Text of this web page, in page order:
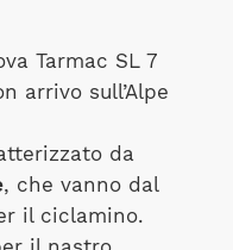
Tarmac SL 7
arrivo sull’Alpe
da
, che vanno dal
il ciclamino.